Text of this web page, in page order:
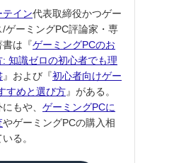
テイン代表取締役かつゲー
/ゲーミングPC評論家・専
書は『ゲーミングPCのお
知識ゼロの初心者でも理
』および『初心者向けゲー
すめと選び方』がある。
もや、 ゲーミングPCに
やゲーミングPCの購入相
る。